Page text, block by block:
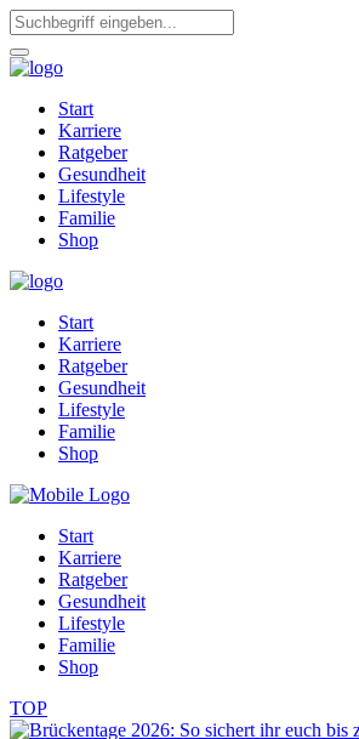
Start
Karriere
Ratgeber
Gesundheit
Lifestyle
Familie
Shop
Start
Karriere
Ratgeber
Gesundheit
Lifestyle
Familie
Shop
Start
Karriere
Ratgeber
Gesundheit
Lifestyle
Familie
Shop
TOP